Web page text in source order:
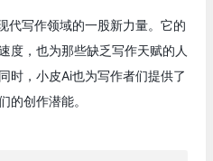
代写作领域的一股新力量。它的
度，也为那些缺乏写作天赋的人
时，小皮Ai也为写作者们提供了
的创作潜能。